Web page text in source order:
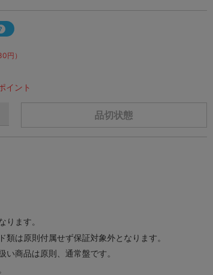
円）
イント
品切状態
ます。
は原則付属せず保証対象外となります。
商品は原則、通常盤です。